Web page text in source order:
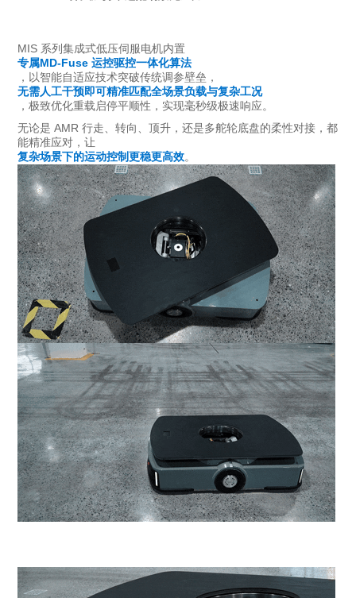
MIS 系列集成式低压伺服电机内置
专属MD-Fuse 运控驱控一体化算法
，以智能自适应技术突破传统调参壁垒，
无需人工干预即可精准匹配全场景负载与复杂工况
，极致优化重载启停平顺性，实现毫秒级极速响应。
无论是 AMR 行走、转向、顶升，还是多舵轮底盘的柔性对接，都
能精准应对，让
复杂场景下的运动控制更稳更高效。